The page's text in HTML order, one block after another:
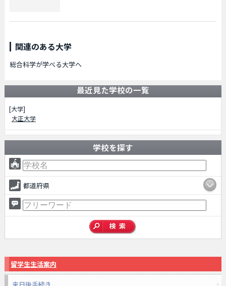
関連のある大学
総合科学が学べる大学へ
最近見た学校の一覧
[大学]
大正大学
学校を探す
都道府県
留学生生活案内